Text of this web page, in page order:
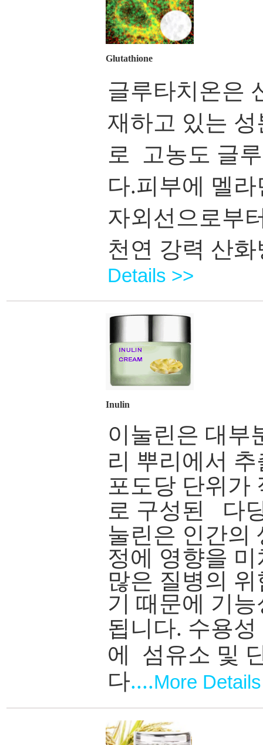
Glutathione
글루타치온은
재하고 있는
로 고농도 글
다.피부에 멜
자외선으로부
천연 강력 산
Details >>
Inulin
이눌린은 대부
리 뿌리에서
포도당 단위가
로 구성된
다
눌린은 인간의
정에 영향을
많은 질병의
기 때문에 기
됩니다. 수용
에
섬유소 및
다....More